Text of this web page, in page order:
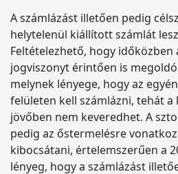
A számlázást illetően pedig
helytelenül kiállított számlát
Feltételezhető, hogy időközben
jogviszonyt érintően is
melynek lényege, hogy az
felületen kell számlázni, tehát a
jövőben nem keveredhet. A
pedig az őstermelésre
kibocsátani, értelemszerűen a
lényeg, hogy a számlázást